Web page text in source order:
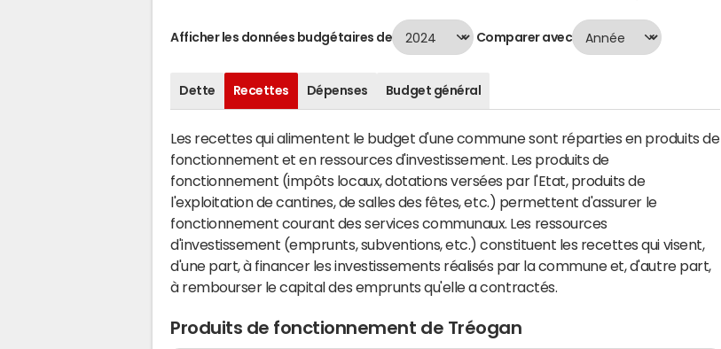
Afficher les données budgétaires de Comparer avec
Dette Recettes Dépenses Budget général
Les recettes qui alimentent le budget d'une commune sont réparties en produits de
fonctionnement et en ressources d'investissement. Les produits de
fonctionnement (impôts locaux, dotations versées par l'Etat, produits de
l'exploitation de cantines, de salles des fêtes, etc.) permettent d'assurer le
fonctionnement courant des services communaux. Les ressources
d'investissement (emprunts, subventions, etc.) constituent les recettes qui visent,
d'une part, à financer les investissements réalisés par la commune et, d'autre part,
à rembourser le capital des emprunts qu'elle a contractés.
Produits de fonctionnement de Tréogan